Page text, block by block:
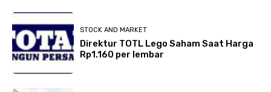
STOCK AND MARKET
Direktur TOTL Lego Saham Saat Harga
Rp1.160 per lembar